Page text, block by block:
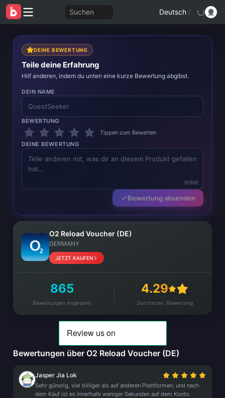
Suchen Deutsch /
DEINE BEWERTUNG
Teile deine Erfahrung
Hilf anderen, indem du unten eine kurze Bewertung abgibst.
DEIN NAME
BEWERTUNG
Tippen zum Bewerten
DEINE BEWERTUNG
0/500
Bewertung absenden
O2 Reload Voucher (DE)
GERMANY
JETZT KAUFEN
865
Bewertungen insgesamt
4.29
Durchschn. Bewertung
Bewertungen über O2 Reload Voucher (DE)
Jasper Jia Lok
Sehr günstig, viel billiger als auf anderen Plattformen, und nach
dem Kauf ist es innerhalb weniger Sekunden auf dem Konto.